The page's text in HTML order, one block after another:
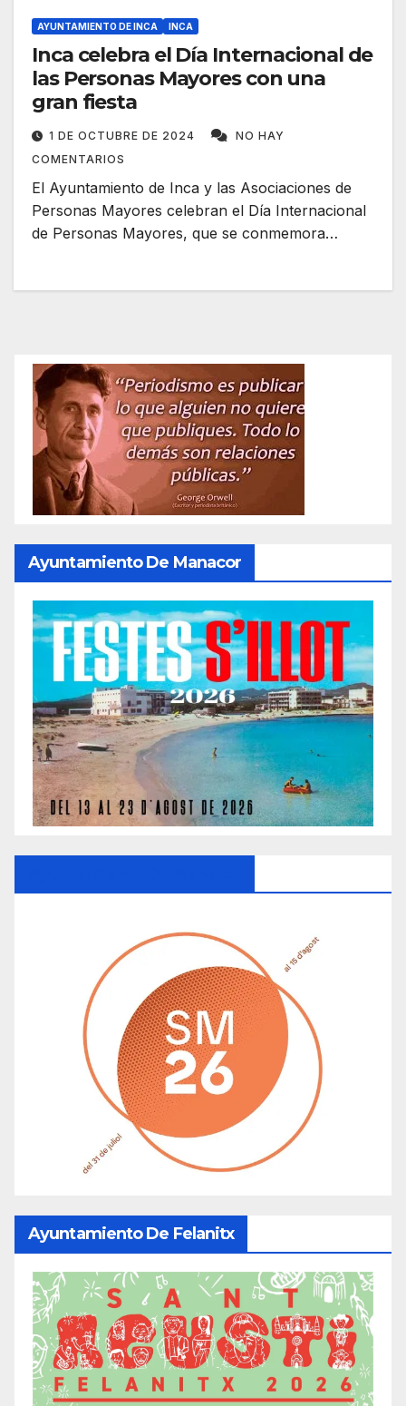
AYUNTAMIENTO DE INCA INCA
Inca celebra el Día Internacional de
las Personas Mayores con una
gran fiesta
1 DE OCTUBRE DE 2024
NO HAY
COMENTARIOS
El Ayuntamiento de Inca y las Asociaciones de
Personas Mayores celebran el Día Internacional
de Personas Mayores, que se conmemora…
Ayuntamiento De Manacor
Ayuntamiento De Felanitx